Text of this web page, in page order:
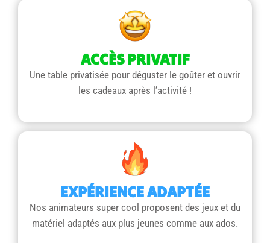
ACCÈS PRIVATIF
Une table privatisée pour déguster le goûter et ouvrir
les cadeaux après l’activité !
EXPÉRIENCE ADAPTÉE
Nos animateurs super cool proposent des jeux et du
matériel adaptés aux plus jeunes comme aux ados.